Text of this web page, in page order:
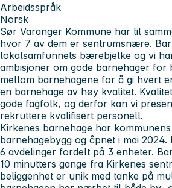
Arbeidsspråk
Norsk
Sør Varanger Kommune har til
hvor 7 av dem er sentrumsnære.
lokalsamfunnets bærebjelke og vi
ambisjoner om gode barnehager for
mellom barnehagene for å gi hvert
en barnehage av høy kvalitet.
gode fagfolk, og derfor kan vi
rekruttere kvalifisert personell.
Kirkenes barnehage har
barnehagebygg og åpnet i mai
6 avdelinger fordelt på 3 enheter.
10 minutters gange fra Kirkenes
beliggenhet er unik med tanke på